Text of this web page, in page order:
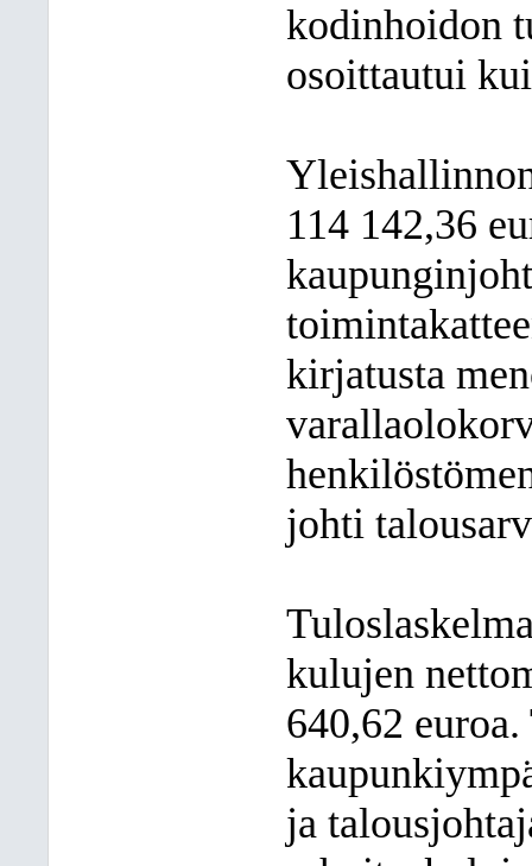
kodinhoidon
osoittautui
114 142,36
kirjatusta
johti
kulujen
640,62
ja